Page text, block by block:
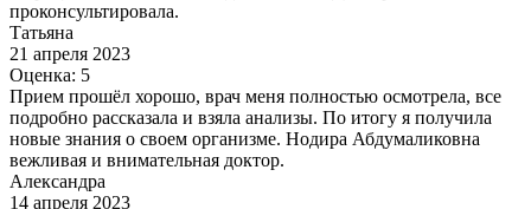
проконсультировала.
Татьяна
21 апреля 2023
Оценка: 5
Прием прошёл хорошо, врач меня полностью осмотрела, все
подробно рассказала и взяла анализы. По итогу я получила
новые знания о своем организме. Нодира Абдумаликовна
вежливая и внимательная доктор.
Александра
14 апреля 2023